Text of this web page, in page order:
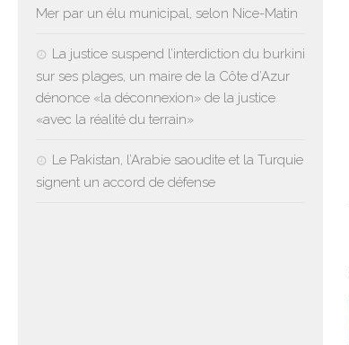
Mer par un élu municipal, selon Nice-Matin
La justice suspend l’interdiction du burkini
sur ses plages, un maire de la Côte d’Azur
dénonce «la déconnexion» de la justice
«avec la réalité du terrain»
Le Pakistan, l’Arabie saoudite et la Turquie
signent un accord de défense